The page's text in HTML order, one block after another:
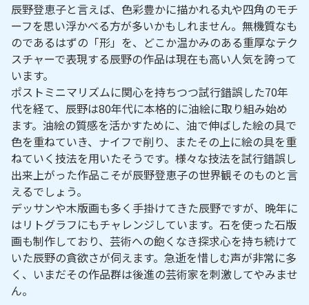
辰野登恵子と言えば、色彩豊かに描かれる丸や四角のモチ
ーフを思い浮かべる方が多いかもしれません。無機質なも
のであるはずの「形」を、どこか温かみのある重厚なテク
スチャーで表現する辰野の作品は現在も高い人気を誇って
います。
ポストミニマリズムに関心を持ちつつ試行錯誤した70年
代を経て、辰野は80年代に本格的に油絵に取り組み始め
ます。油絵の質感を活かすために、油で伸ばした絵の具で
色を重ねていき、ナイフで削り、またその上に絵の具を重
ねていく技法を用いたそうです。様々な技法を試行錯誤し
出来上がった作品こそが辰野登恵子の世界観そのものと言
えるでしょう。
デッサンや木版画も多く手掛けてきた辰野ですが、晩年に
はリトグラフにもチャレンジしています。石を使った石版
画も制作しており、芸術への飽くなき探求心を持ち続けて
いた辰野の貪欲さが伺えます。急逝を惜しむ声が非常に多
く、いまだその作品群は後進の芸術家を刺激してやみませ
ん。